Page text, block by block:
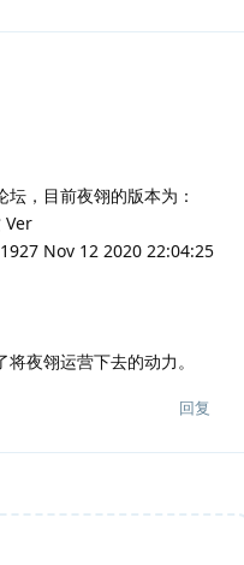
，目前夜翎的版本为：
Ver
Nov 12 2020 22:04:25
夜翎运营下去的动力。
回复